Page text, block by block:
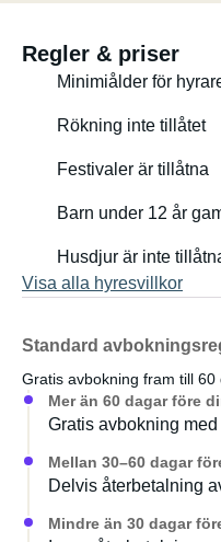
Regler & priser
Minimiålder för
Rökning inte tillåtet
Festivaler är tillåtna
Barn under 12 år
Husdjur är inte
Visa alla hyresvillkor
Standard
Gratis avbokning fram till
Mer än 60 dagar före
Gratis avbokning
Mellan 30–60 dagar
Delvis återbetalning
Mindre än 30 dagar